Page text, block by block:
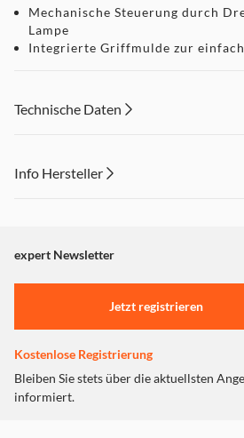
Mechanische Steuerung durch
Lampe
Integrierte Griffmulde zur
Für Freunde der Technik
- Gefrierzeit bei Stromausfall: 22 h
Technische Daten
Info Hersteller
"Marketing".
Einstellungen anpassen
expert Newsletter
Jetzt registrieren
Kostenlose Registrierung
Bleiben Sie stets über die aktuellsten
informiert.